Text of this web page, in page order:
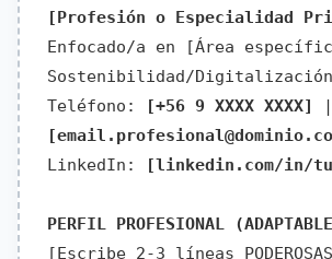
[Profesión o Especialidad
Enfocado/a en [Área
Sostenibilidad/
Teléfono:
[+56 9 XXXX XXXX]
LinkedIn:
[linkedin.com/in/
PERFIL PROFESIONAL
[Escribe 2-3 líneas